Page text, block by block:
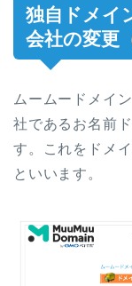
独自ドメイ
会社の変更
ムームードメイ
社であるお名前
す。これをドメ
といいます。